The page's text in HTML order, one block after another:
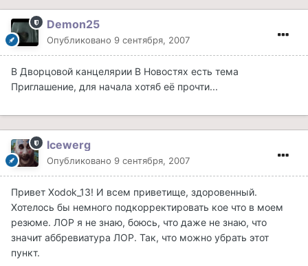
Demon25
Опубликовано 9 сентября, 2007
В Дворцовой канцелярии В Новостях есть тема
Приглашение, для начала хотяб её прочти...
Icewerg
Опубликовано 9 сентября, 2007
Привет Xodok_13! И всем приветище, здоровенный.
Хотелось бы немного подкорректировать кое что в моем
резюме. ЛОР я не знаю, боюсь, что даже не знаю, что
значит аббревиатура ЛОР. Так, что можно убрать этот
пункт.